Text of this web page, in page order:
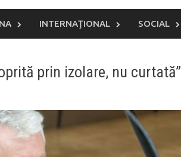
INTERNAŢIONAL SOCIAL
prin izolare, nu curtată”